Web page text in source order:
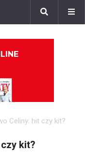
Celiny: hit czy kit?
kit?